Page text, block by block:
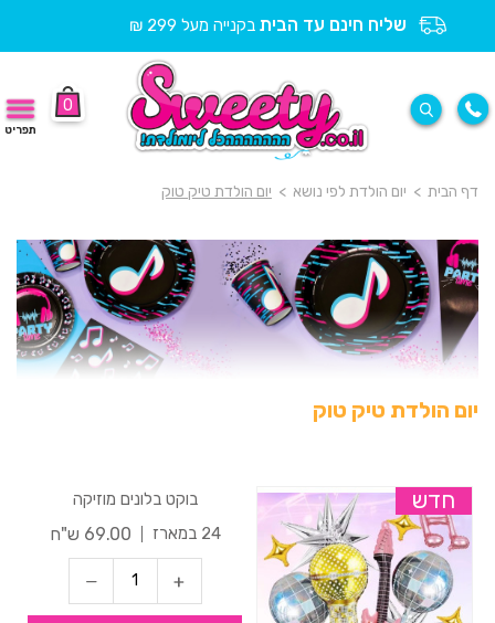
שליח חינם עד הבית בקנייה מעל 299 ₪
0
תפריט
דף הבית > יום הולדת לפי נושא > יום הולדת טיק טוק
יום הולדת טיק טוק
חדש
בוקט בלונים מוזיקה
24 במארז
69.00 ש"ח